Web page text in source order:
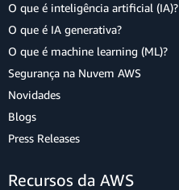
O que é inteligência artificial (IA)?
O que é IA generativa?
O que é machine learning (ML)?
Segurança na Nuvem AWS
Novidades
Blogs
Press Releases
Recursos da AWS